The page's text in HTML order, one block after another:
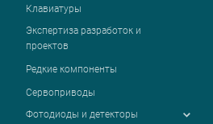
Клавиатуры
Экспертиза разработок и
проектов
Редкие компоненты
Сервоприводы
Фотодиоды и детекторы